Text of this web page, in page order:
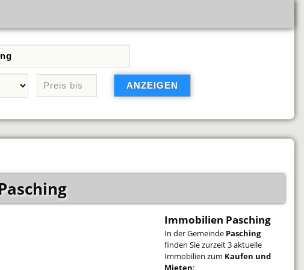
Immobilien Pasching
In der Gemeinde Pasching
finden Sie zurzeit 3 aktuelle
Immobilien zum Kaufen und
Mieten: